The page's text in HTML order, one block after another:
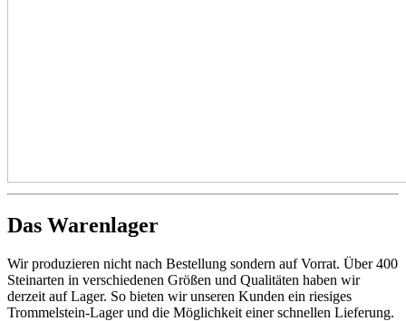
Das Warenlager
Wir produzieren nicht nach Bestellung sondern auf Vorrat. Über 400
Steinarten in verschiedenen Größen und Qualitäten haben wir
derzeit auf Lager. So bieten wir unseren Kunden ein riesiges
Trommelstein-Lager und die Möglichkeit einer schnellen Lieferung.